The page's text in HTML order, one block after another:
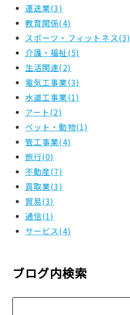
運送業(3)
教育関係(4)
スポーツ・フィットネス(3)
介護・福祉(5)
生活関連(2)
電気工事業(3)
水道工事業(1)
アート(2)
ペット・動物(1)
管工事業(4)
旅行(0)
不動産(7)
買取業(3)
貿易(3)
通信(1)
サービス(4)
ブログ内検索